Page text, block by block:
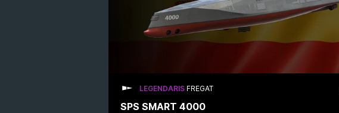
LEGENDARIS FREGAT
SPS SMART 4000